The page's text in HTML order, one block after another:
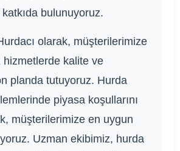
bulunuyoruz.
olarak, müşterilerimize
hizmetlerde kalite ve
planda tutuyoruz. Hurda
piyasa koşullarını
müşterilerimize en uygun
Uzman ekibimiz, hurda